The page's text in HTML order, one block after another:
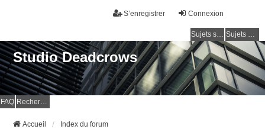
Connexion
S’enregistrer
Sujets sans réponse Sujets actifs
Studio Deadcrows
FAQ Rechercher
Accueil Index du forum